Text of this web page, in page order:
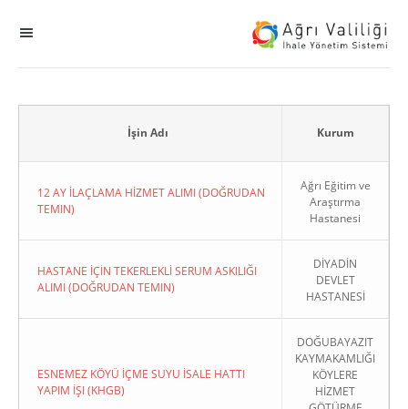
KHGB
İşin Adı Kurum
12 AY İLAÇLAMA HİZMET ALIMI (DOĞRUDAN
TEMIN)
Ağrı Eğitim ve
Araştırma
Hastanesi
HASTANE İÇİN TEKERLEKLİ SERUM ASKILIĞI
ALIMI (DOĞRUDAN TEMIN)
DİYADİN
DEVLET
HASTANESİ
ESNEMEZ KÖYÜ İÇME SUYU İSALE HATTI
YAPIM İŞI (KHGB)
DOĞUBAYAZIT
KAYMAKAMLIĞI
KÖYLERE
HİZMET